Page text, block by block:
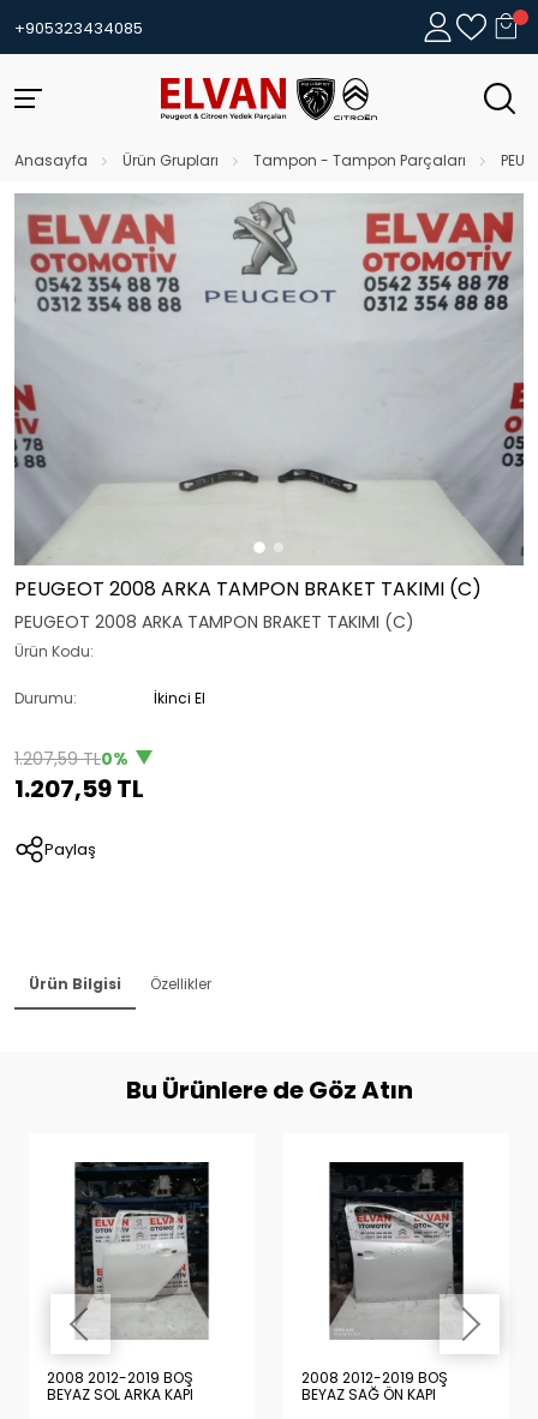
+905323434085
Anasayfa Ürün Grupları Tampon - Tampon Parçaları
PEUGEOT 2008 ARKA TAMPON BRAKET TAKIMI (C)
PEUGEOT 2008 ARKA TAMPON BRAKET TAKIMI (C)
Ürün Kodu:
Durumu: İkinci El
1.207,59 TL0%
1.207,59 TL
Paylaş
Ürün Bilgisi Özellikler
Bu Ürünlere de Göz Atın
2008 2012-2019 BOŞ
BEYAZ SOL ARKA KAPI
2008 2012-2019 BOŞ
BEYAZ SAĞ ÖN KAPI